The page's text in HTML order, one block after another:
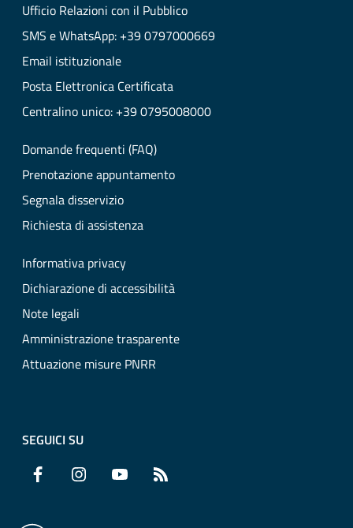
Ufficio Relazioni con il Pubblico
SMS e WhatsApp: +39 0797000669
Email istituzionale
Posta Elettronica Certificata
Centralino unico: +39 0795008000
Domande frequenti (FAQ)
Prenotazione appuntamento
Segnala disservizio
Richiesta di assistenza
Informativa privacy
Dichiarazione di accessibilità
Note legali
Amministrazione trasparente
Attuazione misure PNRR
SEGUICI SU
Facebook Instagram YouTube